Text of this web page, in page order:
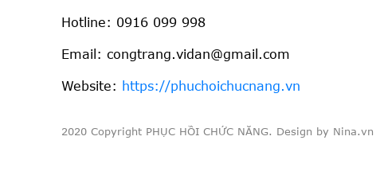
Hotline: 0916 099 998
Email: congtrang.vidan@gmail.com
Website: https://phuchoichucnang.vn
2020 Copyright PHỤC HỒI CHỨC NĂNG. Design by Nina.vn